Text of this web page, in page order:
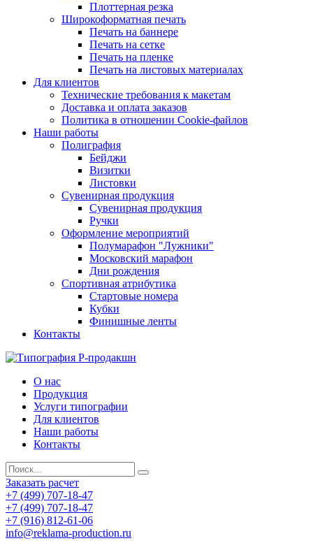
Плоттерная резка
Широкоформатная печать
Печать на баннере
Печать на сетке
Печать на пленке
Печать на листовых материалах
Для клиентов
Технические требования к макетам
Доставка и оплата заказов
Политика в отношении Cookie-файлов
Наши работы
Полиграфия
Бейджи
Визитки
Листовки
Сувенирная продукция
Сувенирная продукция
Ручки
Оформление мероприятий
Полумарафон "Лужники"
Московский марафон
Дни рождения
Спортивная атрибутика
Стартовые номера
Кубки
Финишные ленты
Контакты
О нас
Продукция
Услуги типографии
Для клиентов
Наши работы
Контакты
Заказать расчет
+7 (499) 707-18-47
+7 (499) 707-18-47
+7 (916) 812-61-06
info@reklama-production.ru